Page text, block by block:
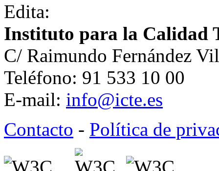
Edita:
Instituto para la Calidad
C/ Raimundo Fernández
Teléfono: 91 533 10 00
E-mail: info@icte.es
Contacto - Política de